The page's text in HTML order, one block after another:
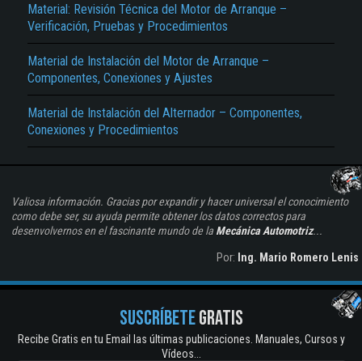
Material: Revisión Técnica del Motor de Arranque –
Verificación, Pruebas y Procedimientos
Material de Instalación del Motor de Arranque –
Componentes, Conexiones y Ajustes
Material de Instalación del Alternador – Componentes,
Conexiones y Procedimientos
Valiosa información. Gracias por expandir y hacer universal el conocimiento
como debe ser, su ayuda permite obtener los datos correctos para
desenvolvernos en el fascinante mundo de la Mecánica Automotriz...
Por: Ing. Mario Romero Lenis
SUSCRÍBETEGRATIS
Recibe Gratis en tu Email las últimas publicaciones. Manuales, Cursos y
Vídeos...